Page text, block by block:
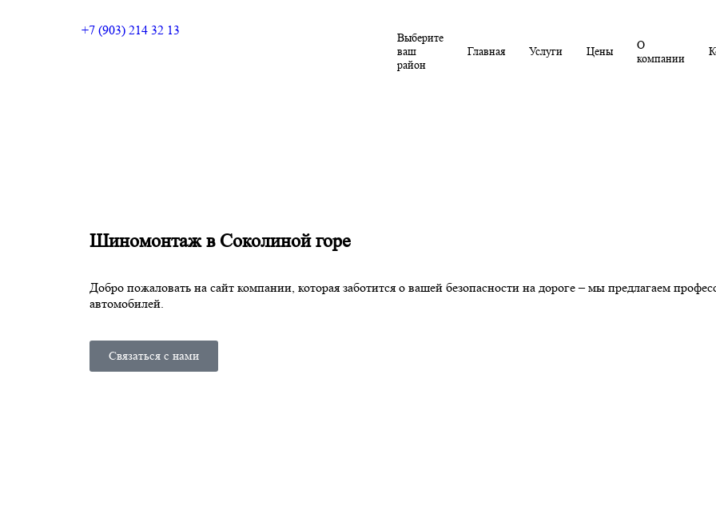
+7 (903) 214 32 13
Выберите
ваш
район
Главная Услуги Цены
О
компании
Шиномонтаж в Соколиной горе
Добро пожаловать на сайт компании, которая заботится о вашей безопасности на дороге – мы предлагаем
автомобилей.
Связаться с нами